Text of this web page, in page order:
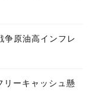
争原油高インフレ
リーキャッシュ懸